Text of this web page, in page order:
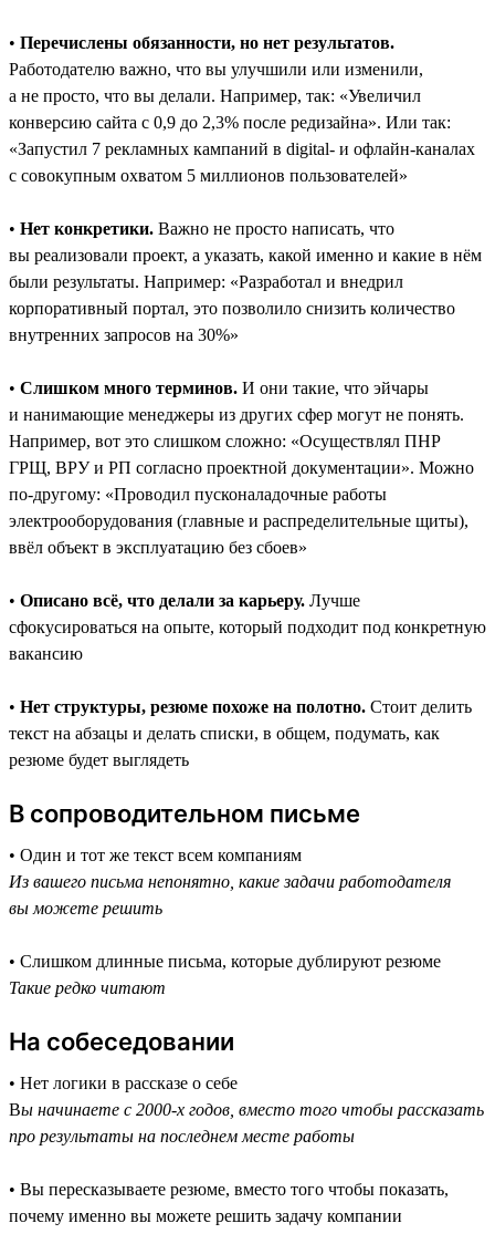
• Перечислены обязанности, но нет результатов.
Работодателю важно, что вы улучшили или изменили,
а не просто, что вы делали. Например, так: «Увеличил
конверсию сайта с 0,9 до 2,3% после редизайна». Или так:
«Запустил 7 рекламных кампаний в digital- и офлайн-каналах
с совокупным охватом 5 миллионов пользователей»
• Нет конкретики. Важно не просто написать, что
вы реализовали проект, а указать, какой именно и какие в нём
были результаты. Например: «Разработал и внедрил
корпоративный портал, это позволило снизить количество
внутренних запросов на 30%»
• Слишком много терминов. И они такие, что эйчары
и нанимающие менеджеры из других сфер могут не понять.
Например, вот это слишком сложно: «Осуществлял ПНР
ГРЩ, ВРУ и РП согласно проектной документации». Можно
по-другому: «Проводил пусконаладочные работы
электрооборудования (главные и распределительные щиты),
ввёл объект в эксплуатацию без сбоев»
• Описано всё, что делали за карьеру. Лучше
сфокусироваться на опыте, который подходит под конкретную
вакансию
• Нет структуры, резюме похоже на полотно. Стоит делить
текст на абзацы и делать списки, в общем, подумать, как
резюме будет выглядеть
В сопроводительном письме
• Один и тот же текст всем компаниям
Из вашего письма непонятно, какие задачи работодателя
вы можете решить
• Слишком длинные письма, которые дублируют резюме
Такие редко читают
На собеседовании
• Нет логики в рассказе о себе
Вы начинаете с 2000-х годов, вместо того чтобы рассказать
про результаты на последнем месте работы
• Вы пересказываете резюме, вместо того чтобы показать,
почему именно вы можете решить задачу компании